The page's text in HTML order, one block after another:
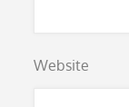
Website